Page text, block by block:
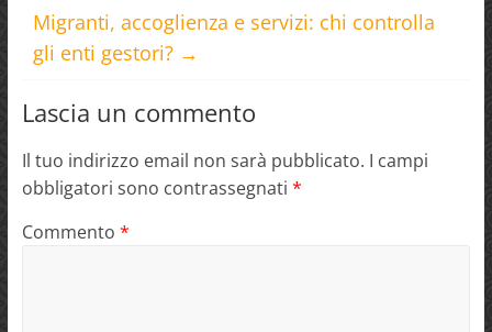
Migranti, accoglienza e servizi: chi controlla
gli enti gestori? →
Lascia un commento
Il tuo indirizzo email non sarà pubblicato. I campi
obbligatori sono contrassegnati *
Commento *